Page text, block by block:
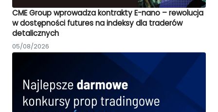
CME Group wprowadza kontrakty E-nano – rewolucja
w dostępności futures na indeksy dla traderów
detalicznych
05/08/2026